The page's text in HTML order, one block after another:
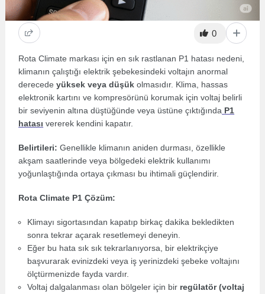
0
Rota Climate markası için en sık rastlanan P1 hatası nedeni,
klimanın çalıştığı elektrik şebekesindeki voltajın anormal
derecedeyüksek veya düşük olmasıdır. Klima, hassas
elektronik kartını ve kompresörünü korumak için voltaj belirli
bir seviyenin altına düştüğünde veya üstüne çıktığında P1
hatası vererek kendini kapatır.
Belirtileri: Genellikle klimanın aniden durması, özellikle
akşam saatlerinde veya bölgedeki elektrik kullanımı
yoğunlaştığında ortaya çıkması bu ihtimali güçlendirir.
Rota Climate P1 Çözüm:
Klimayı sigortasından kapatıp birkaç dakika bekledikten
sonra tekrar açarak resetlemeyi deneyin.
Eğer bu hata sık sık tekrarlanıyorsa, bir elektrikçiye
başvurarak evinizdeki veya iş yerinizdeki şebeke voltajını
ölçtürmenizde fayda vardır.
Voltaj dalgalanması olan bölgeler için bir regülatör (voltaj